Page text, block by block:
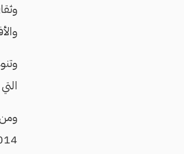
2014"،